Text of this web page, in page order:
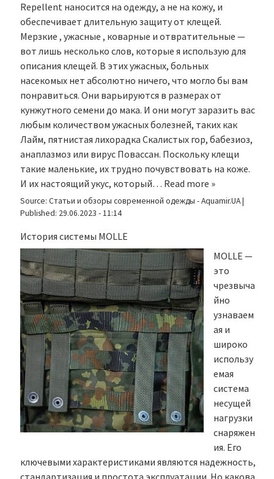
Repellent наносится на одежду, а не на кожу, и
обеспечивает длительную защиту от клещей.
Мерзкие , ужасные , коварные и отвратительные —
вот лишь несколько слов, которые я использую для
описания клещей. В этих ужасных, больных
насекомых нет абсолютно ничего, что могло бы вам
понравиться. Они варьируются в размерах от
кунжутного семени до мака. И они могут заразить вас
любым количеством ужасных болезней, таких как
Лайм, пятнистая лихорадка Скалистых гор, бабезиоз,
анаплазмоз или вирус Повассан. Поскольку клещи
такие маленькие, их трудно почувствовать на коже.
И их настоящий укус, который… Read more »
Source: Статьи и обзоры современной одежды - Aquamir.UA|
Published: 29.06.2023 - 11:14
История системы MOLLE
MOLLE —
это
чрезвыча
йно
узнаваем
ая и
широко
использу
емая
система
несущей
нагрузки
снаряжен
ия. Его
ключевыми характеристиками являются надежность,
стандартизация и простота эксплуатации. Но какова